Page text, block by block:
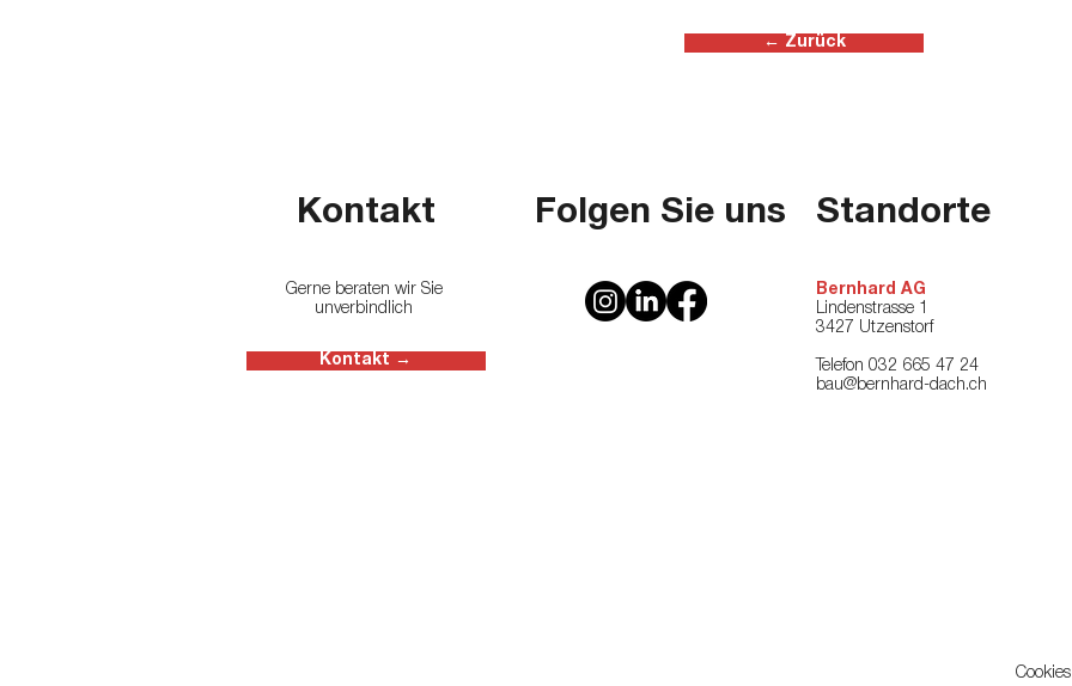
← Zurück
Kontakt
Gerne beraten wir Sie
unverbindlich
Kontakt →
Folgen Sie uns Standorte
Bernhard AG
Lindenstrasse 1
3427 Utzenstorf
Telefon 032 665 47 24
bau@bernhard-dach.ch
Cookies